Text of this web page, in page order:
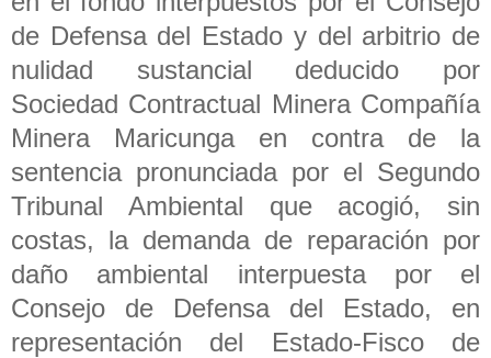
de Defensa del Estado y del arbitrio de
nulidad sustancial deducido por
Sociedad Contractual Minera Compañía
Minera Maricunga en contra de la
sentencia pronunciada por el Segundo
Tribunal Ambiental que acogió, sin
costas, la demanda de reparación por
daño ambiental interpuesta por el
Consejo de Defensa del Estado, en
representación del Estado-Fisco de